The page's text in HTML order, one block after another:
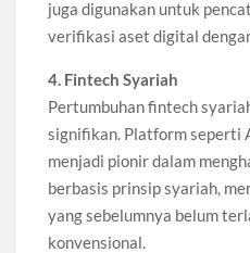
juga digunakan untuk
verifikasi aset digital
4. Fintech Syariah
Pertumbuhan fintech
signifikan. Platform seperti
menjadi pionir dalam
berbasis prinsip syariah,
yang sebelumnya belum
konvensional.